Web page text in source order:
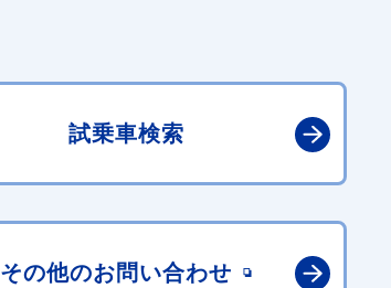
試乗車検索
その他のお問い合わせ